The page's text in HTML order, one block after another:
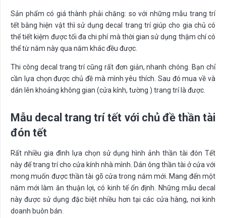
Sản phẩm có giá thành phải chăng: so với những mẫu trang trí
tết bằng hiện vật thì sử dụng decal trang trí giúp cho gia chủ có
thể tiết kiệm được tối đa chi phí mà thời gian sử dụng thậm chí có
thể từ năm này qua năm khác đều được.
Thi công decal trang trí cũng rất đơn giản, nhanh chóng. Bạn chỉ
cần lựa chọn được chủ đề mà mình yêu thích. Sau đó mua về và
dán lên khoảng không gian (cửa kính, tường ) trang trí là được.
Mẫu decal trang trí tết với chủ đề thần tài
đón tết
Rất nhiều gia đình lựa chọn sử dụng hình ảnh thần tài đón Tết
này để trang trí cho cửa kính nhà mình. Dán ông thần tài ở cửa với
mong muốn được thần tài gõ cửa trong năm mới. Mang đến một
năm mới làm ăn thuận lợi, có kinh tế ổn định. Những mẫu decal
này được sử dụng đặc biệt nhiều hơn tại các cửa hàng, nơi kinh
doanh buôn bán.